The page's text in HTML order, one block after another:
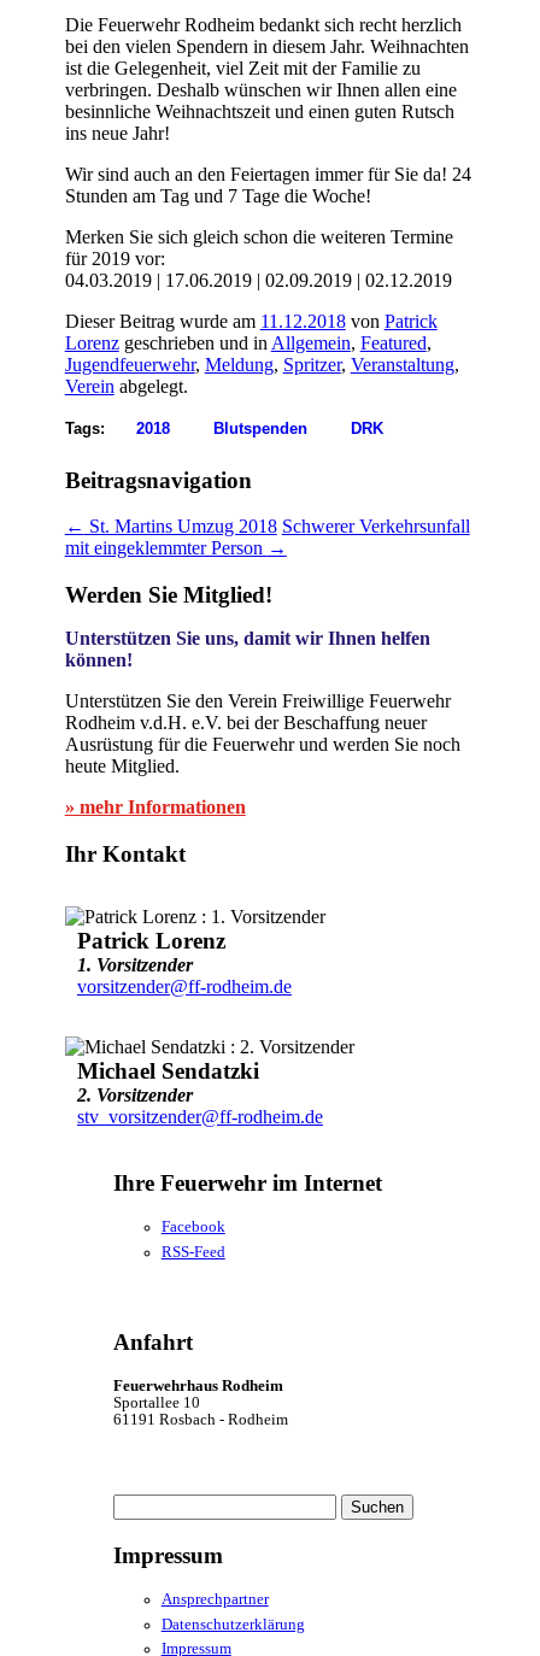
Die Feuerwehr Rodheim bedankt sich recht herzlich
bei den vielen Spendern in diesem Jahr. Weihnachten
ist die Gelegenheit, viel Zeit mit der Familie zu
verbringen. Deshalb wünschen wir Ihnen allen eine
besinnliche Weihnachtszeit und einen guten Rutsch
ins neue Jahr!
Wir sind auch an den Feiertagen immer für Sie da! 24
Stunden am Tag und 7 Tage die Woche!
Merken Sie sich gleich schon die weiteren Termine
für 2019 vor:
04.03.2019 | 17.06.2019 | 02.09.2019 | 02.12.2019
Dieser Beitrag wurde am 11.12.2018von Patrick
Lorenzgeschrieben und in Allgemein, Featured,
Jugendfeuerwehr, Meldung, Spritzer, Veranstaltung,
Verein abgelegt.
Tags: 2018 Blutspenden DRK
Beitragsnavigation
← St. Martins Umzug 2018 Schwerer Verkehrsunfall
mit eingeklemmter Person →
Werden Sie Mitglied!
Unterstützen Sie uns, damit wir Ihnen helfen
können!
Unterstützen Sie den Verein Freiwillige Feuerwehr
Rodheim v.d.H. e.V. bei der Beschaffung neuer
Ausrüstung für die Feuerwehr und werden Sie noch
heute Mitglied.
» mehr Informationen
Ihr Kontakt
Patrick Lorenz
1. Vorsitzender
vorsitzender@ff-rodheim.de
Michael Sendatzki
2. Vorsitzender
stv_vorsitzender@ff-rodheim.de
Ihre Feuerwehr im Internet
Facebook
RSS-Feed
Anfahrt
Feuerwehrhaus Rodheim
Sportallee 10
61191 Rosbach - Rodheim
nach:
Impressum
Ansprechpartner
Datenschutzerklärung
Impressum